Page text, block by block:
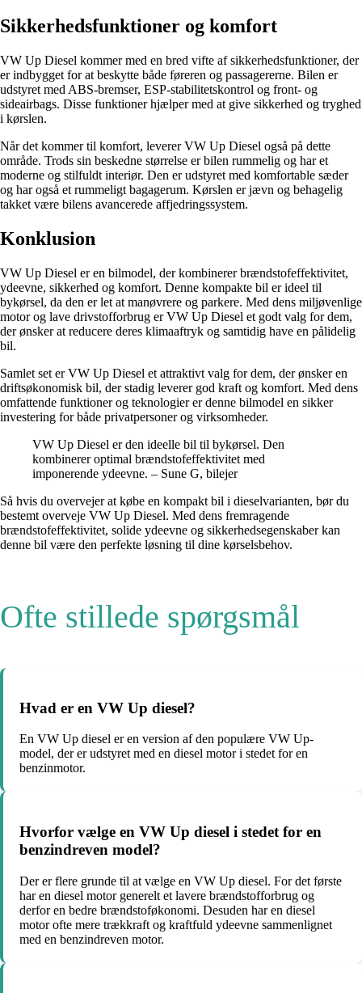
Sikkerhedsfunktioner og komfort
VW Up Diesel kommer med en bred vifte af sikkerhedsfunktioner, der
er indbygget for at beskytte både føreren og passagererne. Bilen er
udstyret med ABS-bremser, ESP-stabilitetskontrol og front- og
sideairbags. Disse funktioner hjælper med at give sikkerhed og tryghed
i kørslen.
Når det kommer til komfort, leverer VW Up Diesel også på dette
område. Trods sin beskedne størrelse er bilen rummelig og har et
moderne og stilfuldt interiør. Den er udstyret med komfortable sæder
og har også et rummeligt bagagerum. Kørslen er jævn og behagelig
takket være bilens avancerede affjedringssystem.
Konklusion
VW Up Diesel er en bilmodel, der kombinerer brændstofeffektivitet,
ydeevne, sikkerhed og komfort. Denne kompakte bil er ideel til
bykørsel, da den er let at manøvrere og parkere. Med dens miljøvenlige
motor og lave drivstofforbrug er VW Up Diesel et godt valg for dem,
der ønsker at reducere deres klimaaftryk og samtidig have en pålidelig
bil.
Samlet set er VW Up Diesel et attraktivt valg for dem, der ønsker en
driftsøkonomisk bil, der stadig leverer god kraft og komfort. Med dens
omfattende funktioner og teknologier er denne bilmodel en sikker
investering for både privatpersoner og virksomheder.
VW Up Diesel er den ideelle bil til bykørsel. Den
kombinerer optimal brændstofeffektivitet med
imponerende ydeevne. – Sune G, bilejer
Så hvis du overvejer at købe en kompakt bil i dieselvarianten, bør du
bestemt overveje VW Up Diesel. Med dens fremragende
brændstofeffektivitet, solide ydeevne og sikkerhedsegenskaber kan
denne bil være den perfekte løsning til dine kørselsbehov.
Ofte stillede spørgsmål
Hvad er en VW Up diesel?
En VW Up diesel er en version af den populære VW Up-
model, der er udstyret med en diesel motor i stedet for en
benzinmotor.
Hvorfor vælge en VW Up diesel i stedet for en
benzindreven model?
Der er flere grunde til at vælge en VW Up diesel. For det første
har en diesel motor generelt et lavere brændstofforbrug og
derfor en bedre brændstoføkonomi. Desuden har en diesel
motor ofte mere trækkraft og kraftfuld ydeevne sammenlignet
med en benzindreven motor.